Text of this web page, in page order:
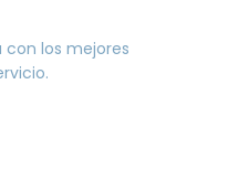
los mejores